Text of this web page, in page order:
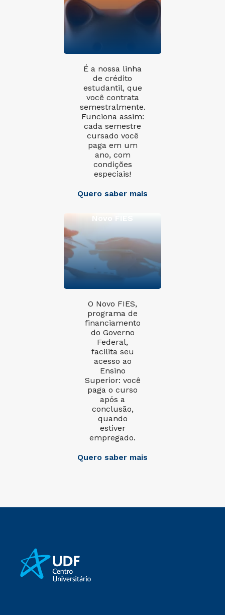
É a nossa linha
de crédito
estudantil, que
você contrata
semestralmente.
Funciona assim:
cada semestre
cursado você
paga em um
ano, com
condições
especiais!
Quero saber mais
Novo FIES
O Novo FIES,
programa de
financiamento
do Governo
Federal,
facilita seu
acesso ao
Ensino
Superior: você
paga o curso
após a
conclusão,
quando
estiver
empregado.
Quero saber mais